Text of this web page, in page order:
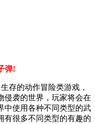
弹!
存的动作冒险类游戏，
侵袭的世界，玩家将会在
中使用各种不同类型的武
有很多不同类型的有趣的